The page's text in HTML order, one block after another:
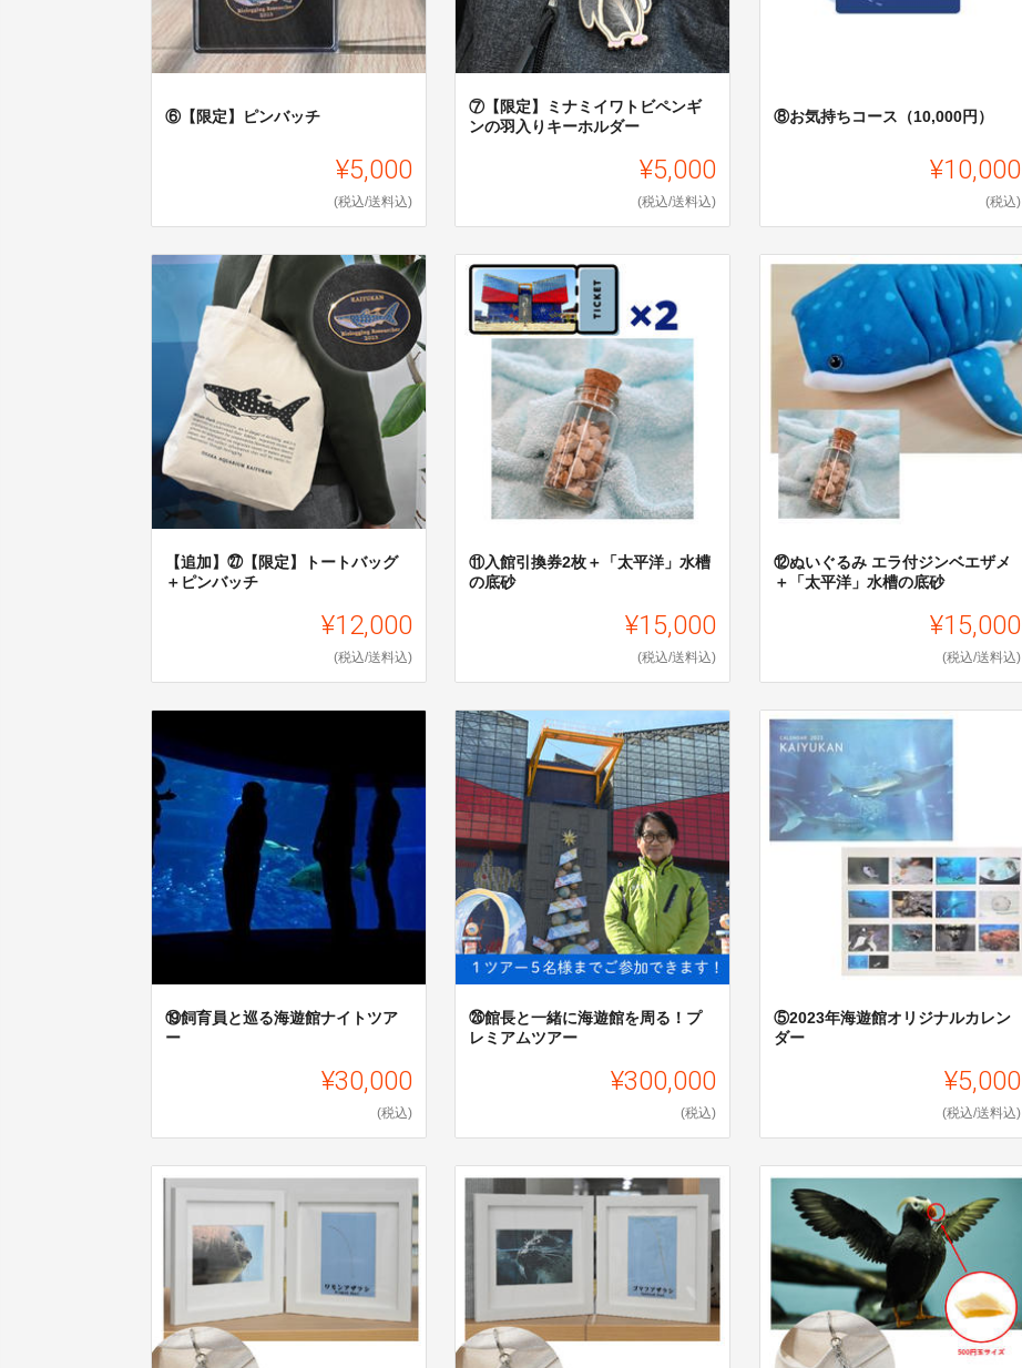
⑥【限定】ピンバッチ
¥5,000
(税込/送料込)
⑦【限定】ミナミイワトビペンギ
ンの羽入りキーホルダー
¥5,000
(税込/送料込)
⑧お気持ちコース（10,000円）
¥10,000
(税込)
【追加】㉗【限定】トートバッグ
＋ピンバッチ
¥12,000
(税込/送料込)
⑪入館引換券2枚＋「太平洋」水槽
の底砂
¥15,000
(税込/送料込)
⑫ぬいぐるみ エラ付ジンベエザメ
＋「太平洋」水槽の底砂
¥15,000
(税込/送料込)
⑲飼育員と巡る海遊館ナイトツア
ー
¥30,000
(税込)
㉖館長と一緒に海遊館を周る！プ
レミアムツアー
¥300,000
(税込)
⑤2023年海遊館オリジナルカレン
ダー
¥5,000
(税込/送料込)